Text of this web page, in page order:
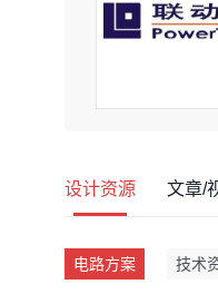
设计资源 文章/
电路方案 技术